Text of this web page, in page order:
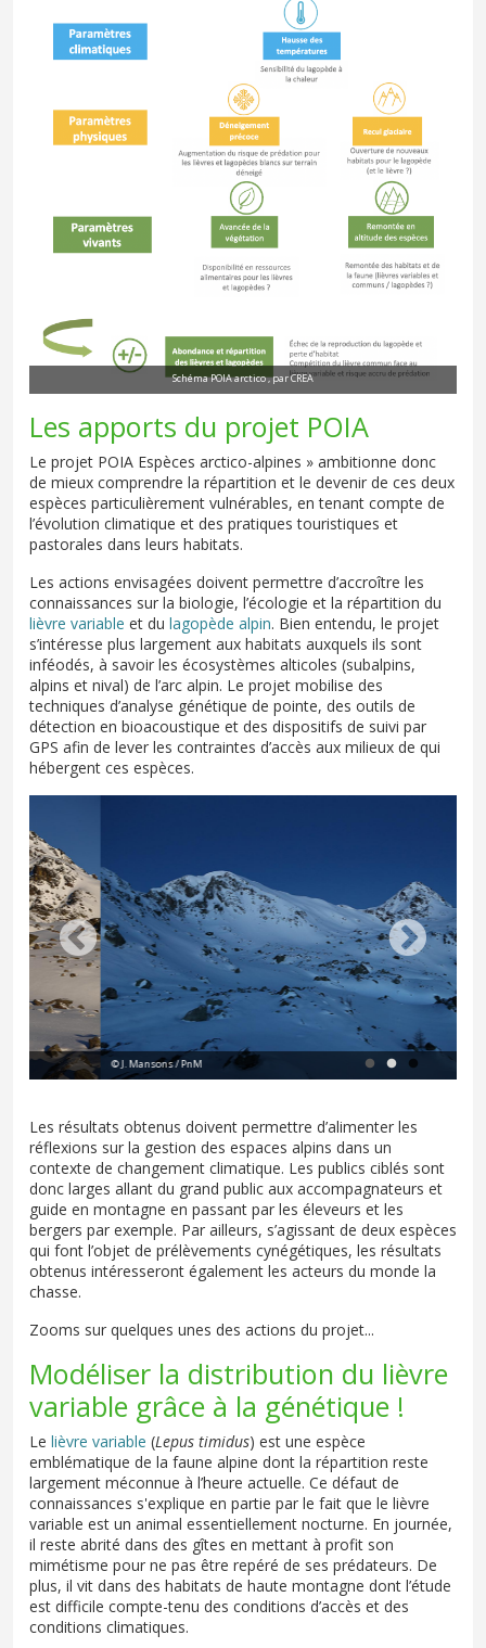
Schéma POIA arctico , par CREA
Les apports du projet POIA
Le projet POIA Espèces arctico-alpines » ambitionne donc
de mieux comprendre la répartition et le devenir de ces deux
espèces particulièrement vulnérables, en tenant compte de
l’évolution climatique et des pratiques touristiques et
pastorales dans leurs habitats.
Les actions envisagées doivent permettre d’accroître les
connaissances sur la biologie, l’écologie et la répartition du
lièvre variable et du lagopède alpin. Bien entendu, le projet
s’intéresse plus largement aux habitats auxquels ils sont
inféodés, à savoir les écosystèmes alticoles (subalpins,
alpins et nival) de l’arc alpin. Le projet mobilise des
techniques d’analyse génétique de pointe, des outils de
détection en bioacoustique et des dispositifs de suivi par
GPS afin de lever les contraintes d’accès aux milieux de qui
hébergent ces espèces.
© J. Mansons / PnM
Les résultats obtenus doivent permettre d’alimenter les
réflexions sur la gestion des espaces alpins dans un
contexte de changement climatique. Les publics ciblés sont
donc larges allant du grand public aux accompagnateurs et
guide en montagne en passant par les éleveurs et les
bergers par exemple. Par ailleurs, s’agissant de deux espèces
qui font l’objet de prélèvements cynégétiques, les résultats
obtenus intéresseront également les acteurs du monde la
chasse.
Zooms sur quelques unes des actions du projet...
Modéliser la distribution du lièvre
variable grâce à la génétique !
Le lièvre variable (Lepus timidus) est une espèce
emblématique de la faune alpine dont la répartition reste
largement méconnue à l’heure actuelle. Ce défaut de
connaissances s'explique en partie par le fait que le lièvre
variable est un animal essentiellement nocturne. En journée,
il reste abrité dans des gîtes en mettant à profit son
mimétisme pour ne pas être repéré de ses prédateurs. De
plus, il vit dans des habitats de haute montagne dont l’étude
est difficile compte-tenu des conditions d’accès et des
conditions climatiques.